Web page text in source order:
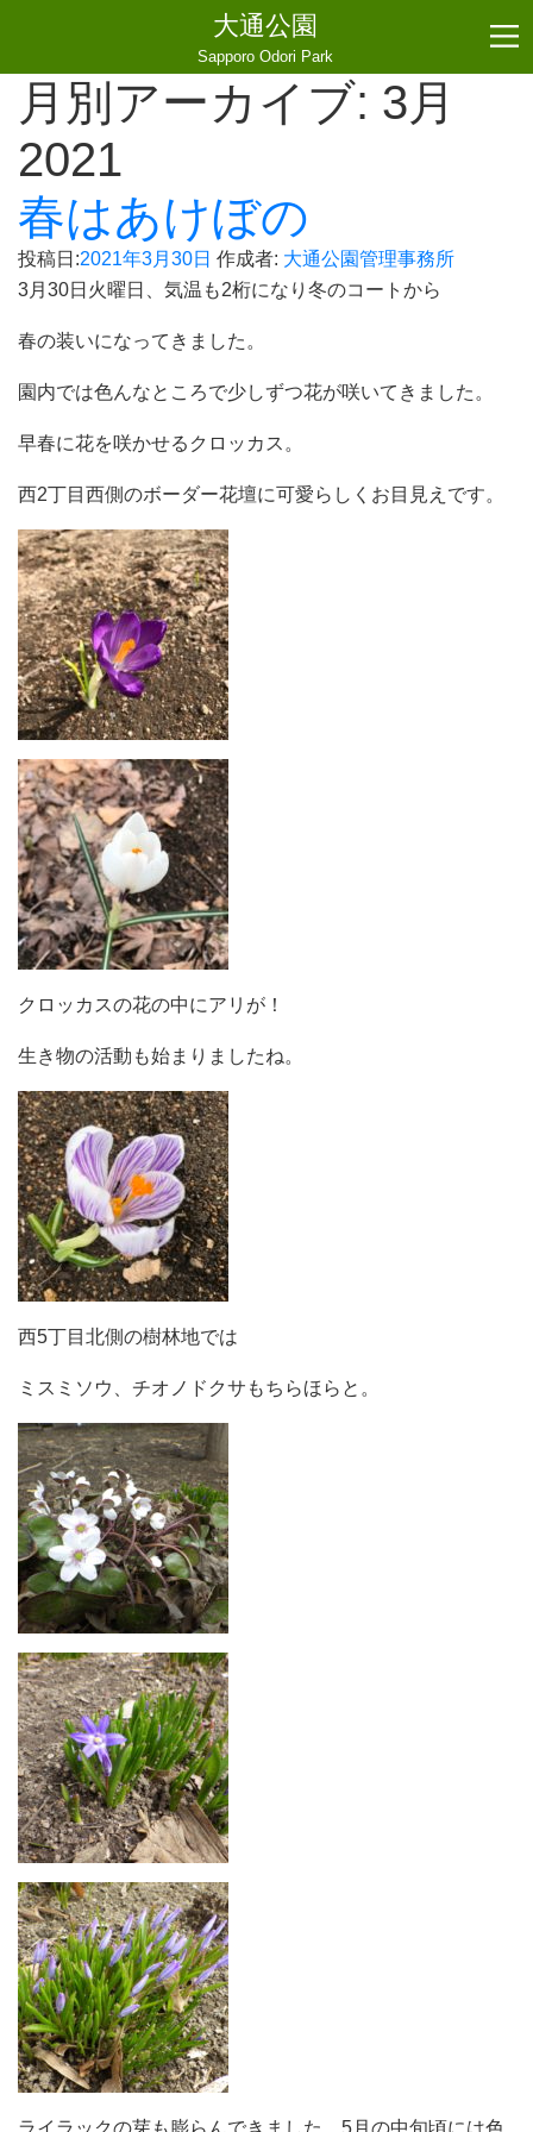
大通公園
Sapporo Odori Park
月別アーカイブ: 3月
2021
春はあけぼの
投稿日:2021年3月30日 作成者: 大通公園管理事務所
3月30日火曜日、気温も2桁になり冬のコートから
春の装いになってきました。
園内では色んなところで少しずつ花が咲いてきました。
早春に花を咲かせるクロッカス。
西2丁目西側のボーダー花壇に可愛らしくお目見えです。
クロッカスの花の中にアリが！
生き物の活動も始まりましたね。
西5丁目北側の樹林地では
ミスミソウ、チオノドクサもちらほらと。
ライラックの芽も膨らんできました。5月の中旬頃には色